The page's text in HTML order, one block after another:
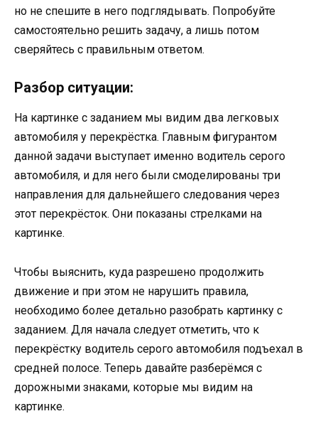
но не спешите в него подглядывать. Попробуйте
самостоятельно решить задачу, а лишь потом
сверяйтесь с правильным ответом.
Разбор ситуации:
На картинке с заданием мы видим два легковых
автомобиля у перекрёстка. Главным фигурантом
данной задачи выступает именно водитель серого
автомобиля, и для него были смоделированы три
направления для дальнейшего следования через
этот перекрёсток. Они показаны стрелками на
картинке.
Чтобы выяснить, куда разрешено продолжить
движение и при этом не нарушить правила,
необходимо более детально разобрать картинку с
заданием. Для начала следует отметить, что к
перекрёстку водитель серого автомобиля подъехал в
средней полосе. Теперь давайте разберёмся с
дорожными знаками, которые мы видим на
картинке.